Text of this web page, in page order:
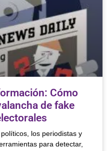
Cómo
de fake
los periodistas y
para detectar,